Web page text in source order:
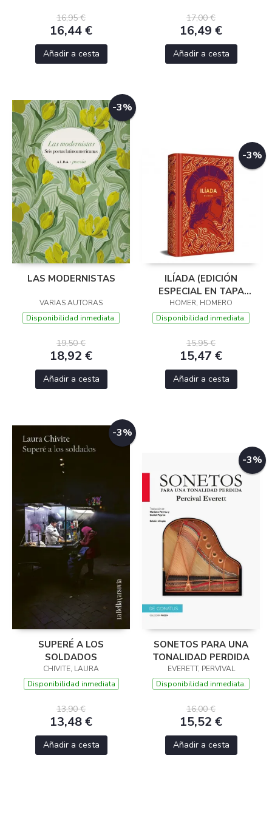
16,95 €
16,44 €
Añadir a cesta
17,00 €
16,49 €
Añadir a cesta
-3%
LAS MODERNISTAS
VARIAS AUTORAS
Disponibilidad inmediata.
19,50 €
18,92 €
Añadir a cesta
-3%
ILÍADA (EDICIÓN
ESPECIAL EN TAPA
DURA)
HOMER, HOMERO
Disponibilidad inmediata.
15,95 €
15,47 €
Añadir a cesta
-3%
SUPERÉ A LOS
SOLDADOS
CHIVITE, LAURA
Disponibilidad inmediata
13,90 €
13,48 €
Añadir a cesta
-3%
SONETOS PARA UNA
TONALIDAD PERDIDA
EVERETT, PERVIVAL
Disponibilidad inmediata.
16,00 €
15,52 €
Añadir a cesta